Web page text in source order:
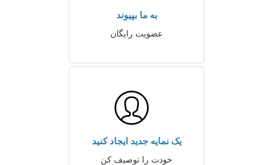
به ما بپیوند
عضویت رایگان
یک نمایه جدید ایجاد کنید
خودت را توصیف کن